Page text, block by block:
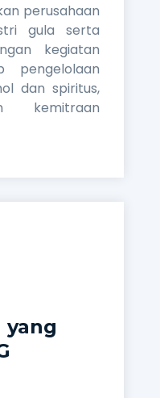
perusahaan
gula serta
kegiatan
pengelolaan
dan spiritus,
kemitraan
yang